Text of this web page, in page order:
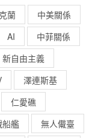
蘭
中美關係
AI
中菲關係
新自由主義
澤連斯基
仁愛礁
船艦
無人儎臺